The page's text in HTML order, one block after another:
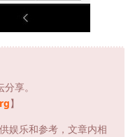
享。
】
娱乐和参考，文章内相